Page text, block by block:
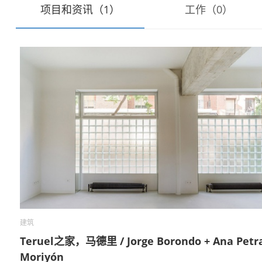
项目和资讯（1） 工作（0）
建筑
Teruel之家，马德里 / Jorge Borondo + Ana
Moriyón